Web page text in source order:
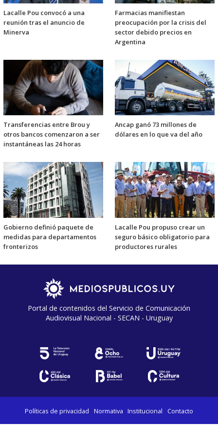
Lacalle Pou convocó a una
reunión tras el anuncio de
Minerva
Farmacias manifiestan
preocupación por la crisis del
sector debido precios en
Argentina
Transferencias entre Brou y
otros bancos comenzaron a ser
instantáneas las 24 horas
Ancap ganó 73 millones de
dólares en lo que va del año
Gobierno definió paquete de
medidas para departamentos
fronterizos
Lacalle Pou propuso crear un
seguro básico obligatorio para
productores rurales
Portal de contenidos del Servicio de Comunicación
Audiovisual Nacional - SECAN - Uruguay
Políticas de privacidad Normativa Institucional Contacto